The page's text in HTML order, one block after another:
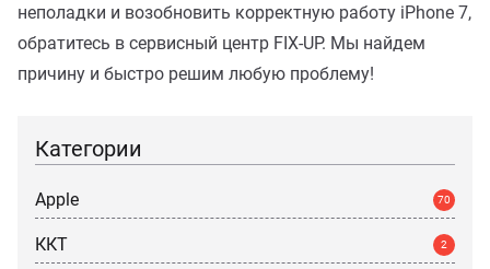
неполадки и возобновить корректную работу iPhone 7,
обратитесь в сервисный центр FIX-UP. Мы найдем
причину и быстро решим любую проблему!
Категории
Apple 70
ККТ 2